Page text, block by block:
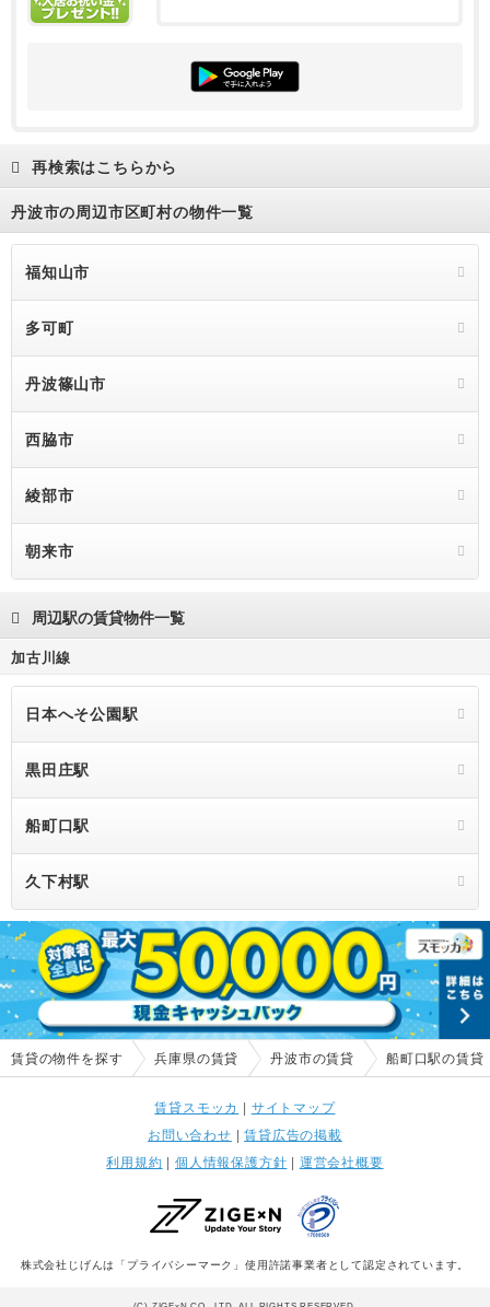
再検索はこちらから
丹波市の周辺市区町村の物件一覧
福知山市
多可町
丹波篠山市
西脇市
綾部市
朝来市
周辺駅の賃貸物件一覧
加古川線
日本へそ公園駅
黒田庄駅
船町口駅
久下村駅
賃貸の物件を探す 兵庫県の賃貸 丹波市の賃貸 船町口駅の賃貸
賃貸スモッカ | サイトマップ
お問い合わせ |賃貸広告の掲載
利用規約 | 個人情報保護方針 | 運営会社概要
株式会社じげんは「プライバシーマーク」使用許諾事業者として認定されています。